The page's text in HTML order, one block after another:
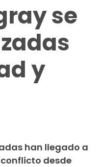
se
y
han llegado a
desde